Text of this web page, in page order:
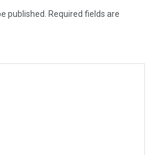
published.
Required fields are